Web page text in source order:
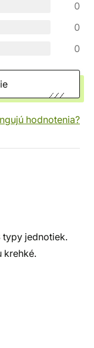
0
0
0
hodnotenia?
typy jednotiek.
krehké.